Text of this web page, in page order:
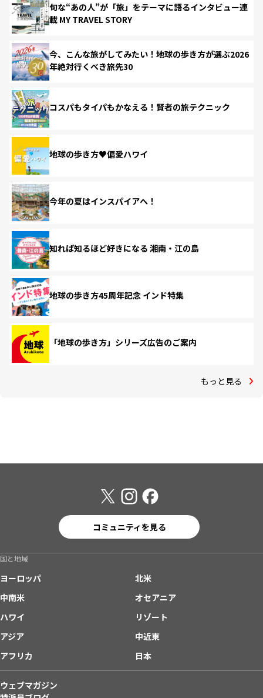
旬な“あの人”が「旅」をテーマに語るインタビュー連
載 MY TRAVEL STORY
今、こんな旅がしてみたい！地球の歩き方が選ぶ2026
年絶対行くべき旅先30
コスパもタイパもかなえる！賢者の旅テクニック
地球の歩き方♥偏愛ハワイ
今年の夏はインスパイアへ！
知れば知るほど好きになる 湘南・江の島
地球の歩き方45周年記念 インド特集
「地球の歩き方」シリーズ広告のご案内
もっと見る
コミュニティを見る
国と地域
ヨーロッパ
北米
中南米
オセアニア
ハワイ
リゾート
アジア
中近東
アフリカ
日本
ウェブマガジン